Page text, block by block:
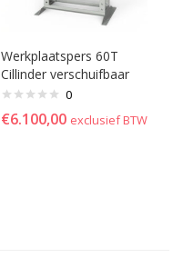
Werkplaatspers 60T
Cillinder verschuifbaar
0
€6.100,00 exclusief BTW